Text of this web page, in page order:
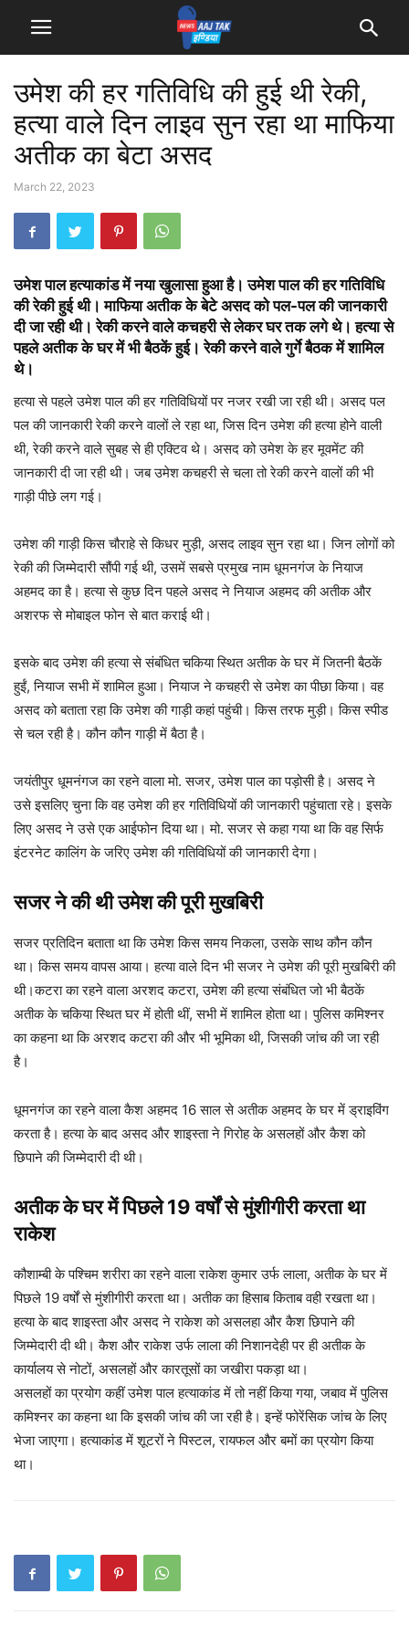
उमेश की हर गतिविधि की हुई थी रेकी,
हत्या वाले दिन लाइव सुन रहा था माफिया
अतीक का बेटा असद
March 22, 2023
उमेश पाल हत्याकांड में नया खुलासा हुआ है। उमेश पाल की हर गतिविधि
की रेकी हुई थी। माफिया अतीक के बेटे असद को पल-पल की जानकारी
दी जा रही थी। रेकी करने वाले कचहरी से लेकर घर तक लगे थे। हत्या से
पहले अतीक के घर में भी बैठकें हुई। रेकी करने वाले गुर्गे बैठक में शामिल
थे।
हत्या से पहले उमेश पाल की हर गतिविधियों पर नजर रखी जा रही थी। असद पल
पल की जानकारी रेकी करने वालों ले रहा था, जिस दिन उमेश की हत्या होने वाली
थी, रेकी करने वाले सुबह से ही एक्टिव थे। असद को उमेश के हर मूवमेंट की
जानकारी दी जा रही थी। जब उमेश कचहरी से चला तो रेकी करने वालों की भी
गाड़ी पीछे लग गई।
उमेश की गाड़ी किस चौराहे से किधर मुड़ी, असद लाइव सुन रहा था। जिन लोगों को
रेकी की जिम्मेदारी सौंपी गई थी, उसमें सबसे प्रमुख नाम धूमनगंज के नियाज
अहमद का है। हत्या से कुछ दिन पहले असद ने नियाज अहमद की अतीक और
अशरफ से मोबाइल फोन से बात कराई थी।
इसके बाद उमेश की हत्या से संबंधित चकिया स्थित अतीक के घर में जितनी बैठकें
हुईं, नियाज सभी में शामिल हुआ। नियाज ने कचहरी से उमेश का पीछा किया। वह
असद को बताता रहा कि उमेश की गाड़ी कहां पहुंची। किस तरफ मुड़ी। किस स्पीड
से चल रही है। कौन कौन गाड़ी में बैठा है।
जयंतीपुर धूमनंगज का रहने वाला मो. सजर, उमेश पाल का पड़ोसी है। असद ने
उसे इसलिए चुना कि वह उमेश की हर गतिविधियों की जानकारी पहुंचाता रहे। इसके
लिए असद ने उसे एक आईफोन दिया था। मो. सजर से कहा गया था कि वह सिर्फ
इंटरनेट कालिंग के जरिए उमेश की गतिविधियों की जानकारी देगा।
सजर ने की थी उमेश की पूरी मुखबिरी
सजर प्रतिदिन बताता था कि उमेश किस समय निकला, उसके साथ कौन कौन
था। किस समय वापस आया। हत्या वाले दिन भी सजर ने उमेश की पूरी मुखबिरी की
थी।कटरा का रहने वाला अरशद कटरा, उमेश की हत्या संबंधित जो भी बैठकें
अतीक के चकिया स्थित घर में होती थीं, सभी में शामिल होता था। पुलिस कमिश्नर
का कहना था कि अरशद कटरा की और भी भूमिका थी, जिसकी जांच की जा रही
है।
धूमनगंज का रहने वाला कैश अहमद 16 साल से अतीक अहमद के घर में ड्राइविंग
करता है। हत्या के बाद असद और शाइस्ता ने गिरोह के असलहों और कैश को
छिपाने की जिम्मेदारी दी थी।
अतीक के घर में पिछले 19 वर्षों से मुंशीगीरी करता था
राकेश
कौशाम्बी के पश्चिम शरीरा का रहने वाला राकेश कुमार उर्फ लाला, अतीक के घर में
पिछले 19 वर्षों से मुंशीगीरी करता था। अतीक का हिसाब किताब वही रखता था।
हत्या के बाद शाइस्ता और असद ने राकेश को असलहा और कैश छिपाने की
जिम्मेदारी दी थी। कैश और राकेश उर्फ लाला की निशानदेही पर ही अतीक के
कार्यालय से नोटों, असलहों और कारतूसों का जखीरा पकड़ा था।
असलहों का प्रयोग कहीं उमेश पाल हत्याकांड में तो नहीं किया गया, जबाव में पुलिस
कमिश्नर का कहना था कि इसकी जांच की जा रही है। इन्हें फोरेंसिक जांच के लिए
भेजा जाएगा। हत्याकांड में शूटरों ने पिस्टल, रायफल और बमों का प्रयोग किया
था।